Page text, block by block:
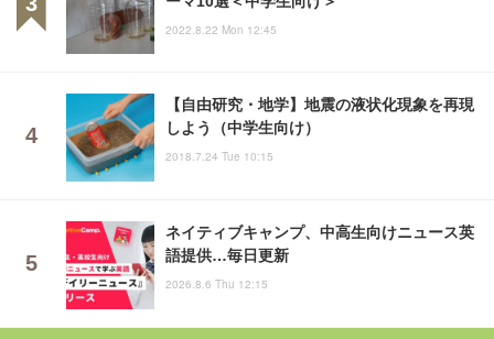
2022.8.22 Mon 12:45
【自由研究・地学】地震の液状化現象を再現
しよう（中学生向け）
2018.7.24 Tue 10:15
ネイティブキャンプ、中高生向けニュース英
語提供…毎日更新
2026.8.6 Thu 12:15